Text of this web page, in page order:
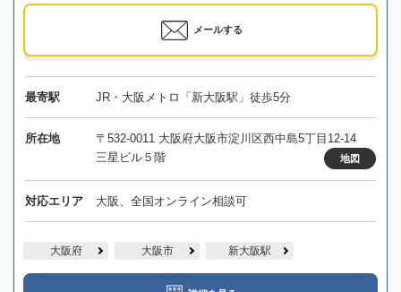
メールする
最寄駅 JR・大阪メトロ「新大阪駅」徒歩5分
所在地
〒532-0011 大阪府大阪市淀川区西中島5丁目12-14
三星ビル５階
地図
対応エリア 大阪、全国オンライン相談可
大阪府 大阪市 新大阪駅